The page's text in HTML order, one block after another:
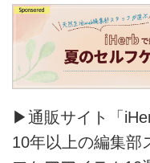
▶通販サイト「
10年以上の編集部